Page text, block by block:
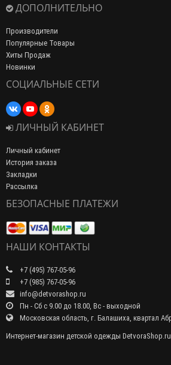
ДОПОЛНИТЕЛЬНО
Производители
Популярные Товары
Хиты Продаж
Новинки
СОЦИАЛЬНЫЕ СЕТИ
ЛИЧНЫЙ КАБИНЕТ
Личный кабинет
История заказа
Закладки
Рассылка
БЕЗОПАСНЫЕ ПЛАТЕЖИ
НАШИ КОНТАКТЫ
+7 (495) 767-05-96
+7 (985) 767-05-96
info@detvorashop.ru
Пн - Сб с 9.00 до 18.00, Вс - выходной
Московская область, г. Балашиха, квартал
Интернет-магазин детской одежды